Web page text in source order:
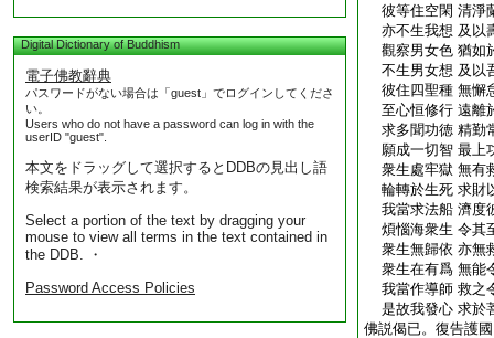
Digital Dictionary of Buddhism
電子佛教辭典
パスワードがない場合は「guest」でログインしてくださ
い。
Users who do not have a password can log in with the
userID "guest".
本文をドラッグして選択するとDDBの見出し語
検索結果が表示されます。
Select a portion of the text by dragging your
mouse to view all terms in the text contained in
the DDB. ・
Password Access Policies
彼等住空閑 清淨
亦不生我想 及以
觀察男女色 猶如
不生男女想 及以
彼住四聖種 無懈
至心恒修行 遠離
求多聞功徳 精勤
願成一切智 最上
衆生處牢獄 無有
輪轉於生死 求財
我當求法船 濟度
煩惱海衆生 令其
衆生無歸依 亦無
衆生在有爲 無能
我當作導師 救之
是故我發心 求於
佛説偈已。復告護